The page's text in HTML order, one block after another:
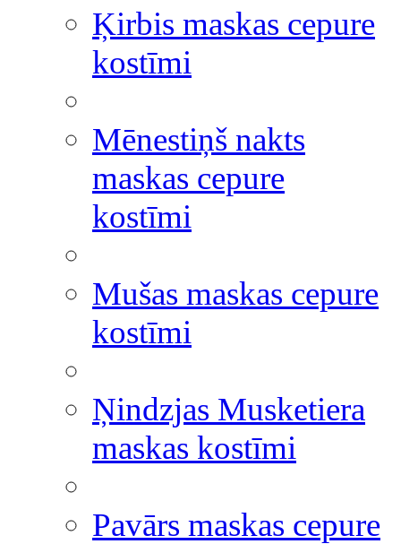
Ķirbis maskas cepure
kostīmi
Mēnestiņš nakts
maskas cepure
kostīmi
Mušas maskas cepure
kostīmi
Ņindzjas Musketiera
maskas kostīmi
Pavārs maskas cepure